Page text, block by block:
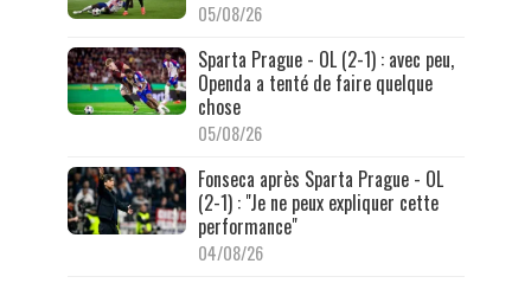
05/08/26
Sparta Prague - OL (2-1) : avec peu,
Openda a tenté de faire quelque
chose
05/08/26
Fonseca après Sparta Prague - OL
(2-1) : "Je ne peux expliquer cette
performance"
04/08/26